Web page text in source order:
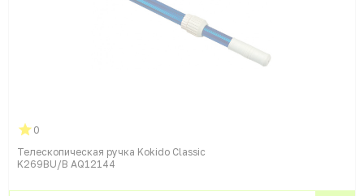
0
Телескопическая ручка Kokido Classic
K269BU/B AQ12144